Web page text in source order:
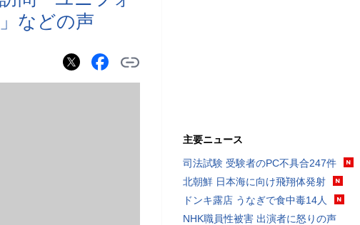
などの声
主要ニュース
司法試験 受験者のPC不具合247件
北朝鮮 日本海に向け飛翔体発射
ドンキ露店 うなぎで食中毒14人
NHK職員性被害 出演者に怒りの声